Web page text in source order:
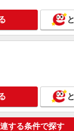
天モバイル】人気機
月給：245250円〜
センティブ ※経験・能
費別途支給（規定あり） ゜+゜・。○
・。○。・゜+゜ 入社
゜・。○。・゜+゜・。
沖縄県那覇市の楽天モ
する条件で探す